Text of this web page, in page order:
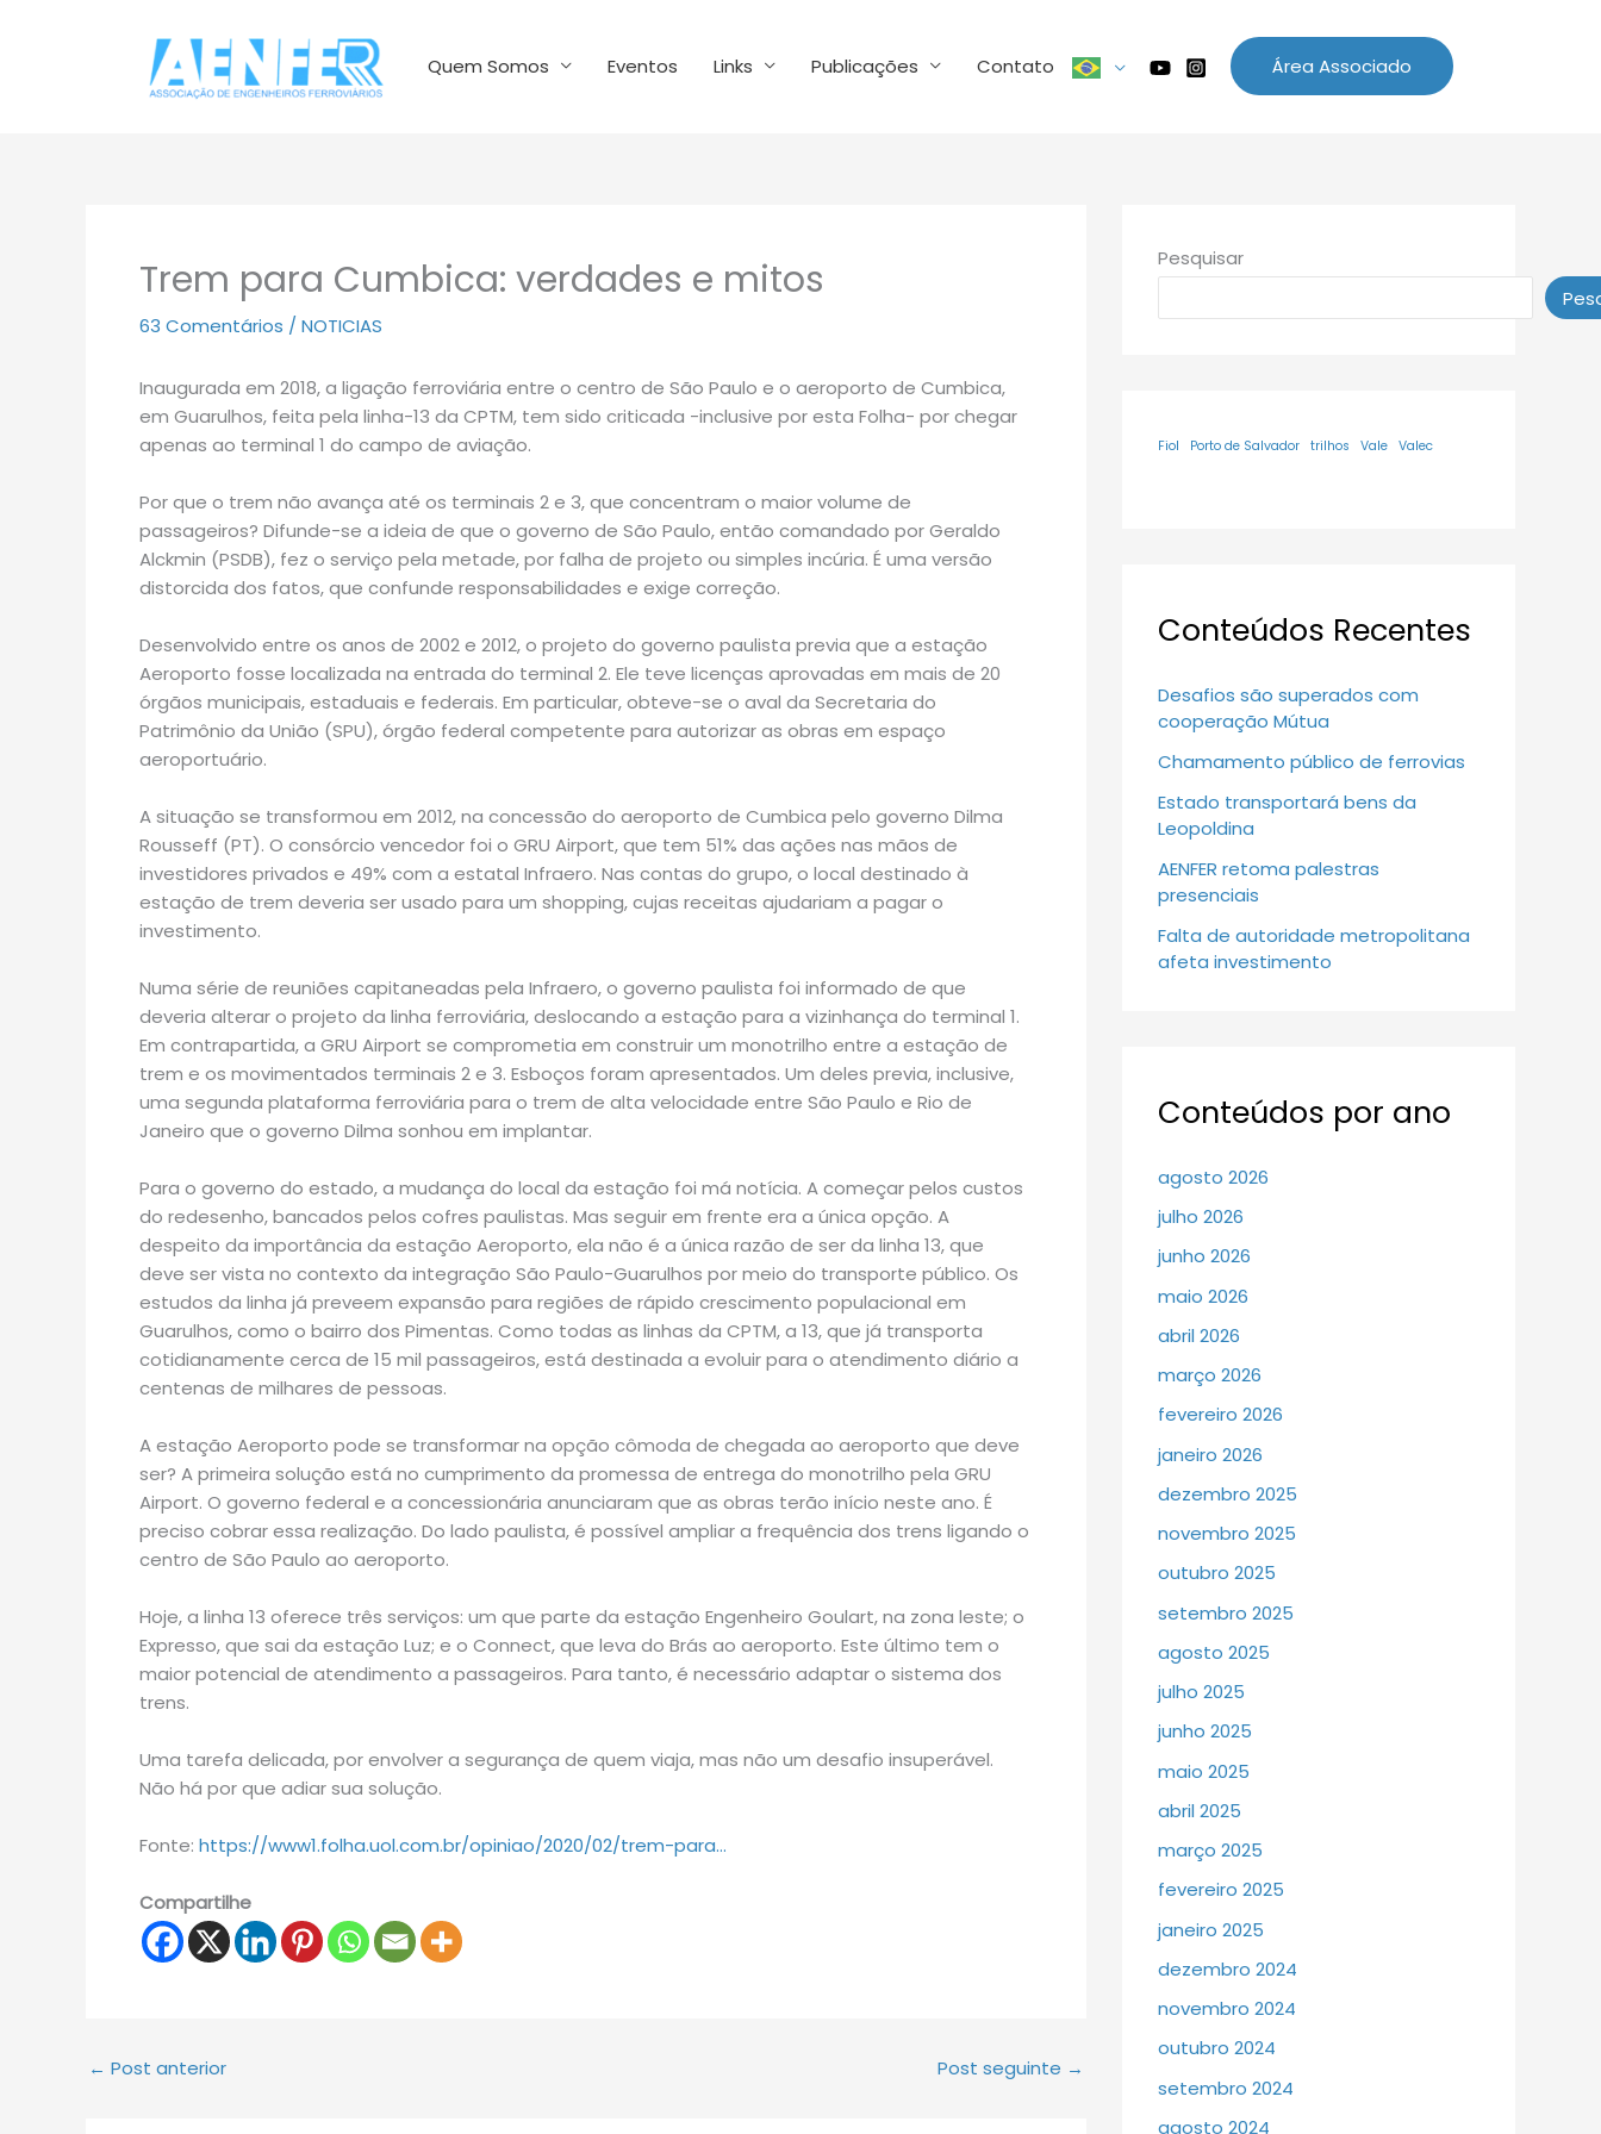
Quem Somos Eventos Links Publicações Contato Área Associado
Trem para Cumbica: verdades e mitos
63 Comentários / NOTICIAS
Inaugurada em 2018, a ligação ferroviária entre o centro de São Paulo e o aeroporto de Cumbica,
em Guarulhos, feita pela linha-13 da CPTM, tem sido criticada -inclusive por esta Folha- por chegar
apenas ao terminal 1 do campo de aviação.
Por que o trem não avança até os terminais 2 e 3, que concentram o maior volume de
passageiros? Difunde-se a ideia de que o governo de São Paulo, então comandado por Geraldo
Alckmin (PSDB), fez o serviço pela metade, por falha de projeto ou simples incúria. É uma versão
distorcida dos fatos, que confunde responsabilidades e exige correção.
Desenvolvido entre os anos de 2002 e 2012, o projeto do governo paulista previa que a estação
Aeroporto fosse localizada na entrada do terminal 2. Ele teve licenças aprovadas em mais de 20
órgãos municipais, estaduais e federais. Em particular, obteve-se o aval da Secretaria do
Patrimônio da União (SPU), órgão federal competente para autorizar as obras em espaço
aeroportuário.
A situação se transformou em 2012, na concessão do aeroporto de Cumbica pelo governo Dilma
Rousseff (PT). O consórcio vencedor foi o GRU Airport, que tem 51% das ações nas mãos de
investidores privados e 49% com a estatal Infraero. Nas contas do grupo, o local destinado à
estação de trem deveria ser usado para um shopping, cujas receitas ajudariam a pagar o
investimento.
Numa série de reuniões capitaneadas pela Infraero, o governo paulista foi informado de que
deveria alterar o projeto da linha ferroviária, deslocando a estação para a vizinhança do terminal 1.
Em contrapartida, a GRU Airport se comprometia em construir um monotrilho entre a estação de
trem e os movimentados terminais 2 e 3. Esboços foram apresentados. Um deles previa, inclusive,
uma segunda plataforma ferroviária para o trem de alta velocidade entre São Paulo e Rio de
Janeiro que o governo Dilma sonhou em implantar.
Para o governo do estado, a mudança do local da estação foi má notícia. A começar pelos custos
do redesenho, bancados pelos cofres paulistas. Mas seguir em frente era a única opção. A
despeito da importância da estação Aeroporto, ela não é a única razão de ser da linha 13, que
deve ser vista no contexto da integração São Paulo-Guarulhos por meio do transporte público. Os
estudos da linha já preveem expansão para regiões de rápido crescimento populacional em
Guarulhos, como o bairro dos Pimentas. Como todas as linhas da CPTM, a 13, que já transporta
cotidianamente cerca de 15 mil passageiros, está destinada a evoluir para o atendimento diário a
centenas de milhares de pessoas.
A estação Aeroporto pode se transformar na opção cômoda de chegada ao aeroporto que deve
ser? A primeira solução está no cumprimento da promessa de entrega do monotrilho pela GRU
Airport. O governo federal e a concessionária anunciaram que as obras terão início neste ano. É
preciso cobrar essa realização. Do lado paulista, é possível ampliar a frequência dos trens ligando o
centro de São Paulo ao aeroporto.
Hoje, a linha 13 oferece três serviços: um que parte da estação Engenheiro Goulart, na zona leste; o
Expresso, que sai da estação Luz; e o Connect, que leva do Brás ao aeroporto. Este último tem o
maior potencial de atendimento a passageiros. Para tanto, é necessário adaptar o sistema dos
trens.
Uma tarefa delicada, por envolver a segurança de quem viaja, mas não um desafio insuperável.
Não há por que adiar sua solução.
Fonte: https://www1.folha.uol.com.br/opiniao/2020/02/trem-para…
Compartilhe
← Post anterior Post seguinte →
Pesquisar
Fiol Porto de Salvador trilhos Vale Valec
Conteúdos Recentes
Desafios são superados com
cooperação Mútua
Chamamento público de ferrovias
Estado transportará bens da
Leopoldina
AENFER retoma palestras
presenciais
Falta de autoridade metropolitana
afeta investimento
Conteúdos por ano
agosto 2026
julho 2026
junho 2026
maio 2026
abril 2026
março 2026
fevereiro 2026
janeiro 2026
dezembro 2025
novembro 2025
outubro 2025
setembro 2025
agosto 2025
julho 2025
junho 2025
maio 2025
abril 2025
março 2025
fevereiro 2025
janeiro 2025
dezembro 2024
novembro 2024
outubro 2024
setembro 2024
agosto 2024